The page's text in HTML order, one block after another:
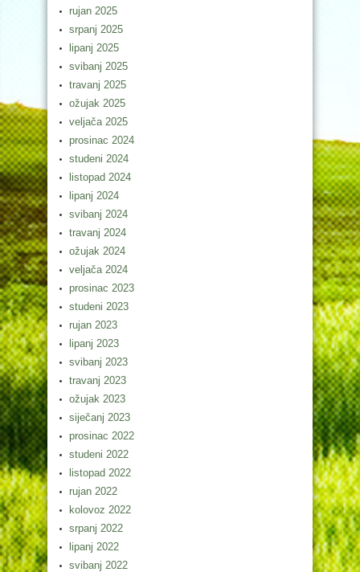
rujan 2025
srpanj 2025
lipanj 2025
svibanj 2025
travanj 2025
ožujak 2025
veljača 2025
prosinac 2024
studeni 2024
listopad 2024
lipanj 2024
svibanj 2024
travanj 2024
ožujak 2024
veljača 2024
prosinac 2023
studeni 2023
rujan 2023
lipanj 2023
svibanj 2023
travanj 2023
ožujak 2023
siječanj 2023
prosinac 2022
studeni 2022
listopad 2022
rujan 2022
kolovoz 2022
srpanj 2022
lipanj 2022
svibanj 2022